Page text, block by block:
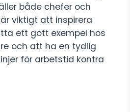
både chefer och
viktigt att inspirera
ett gott exempel hos
och att ha en tydlig
för arbetstid kontra